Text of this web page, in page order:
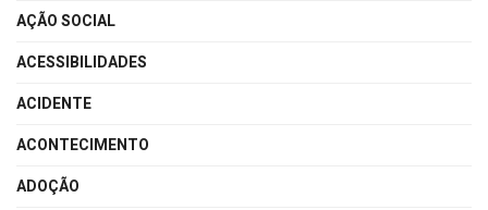
AÇÃO SOCIAL
ACESSIBILIDADES
ACIDENTE
ACONTECIMENTO
ADOÇÃO